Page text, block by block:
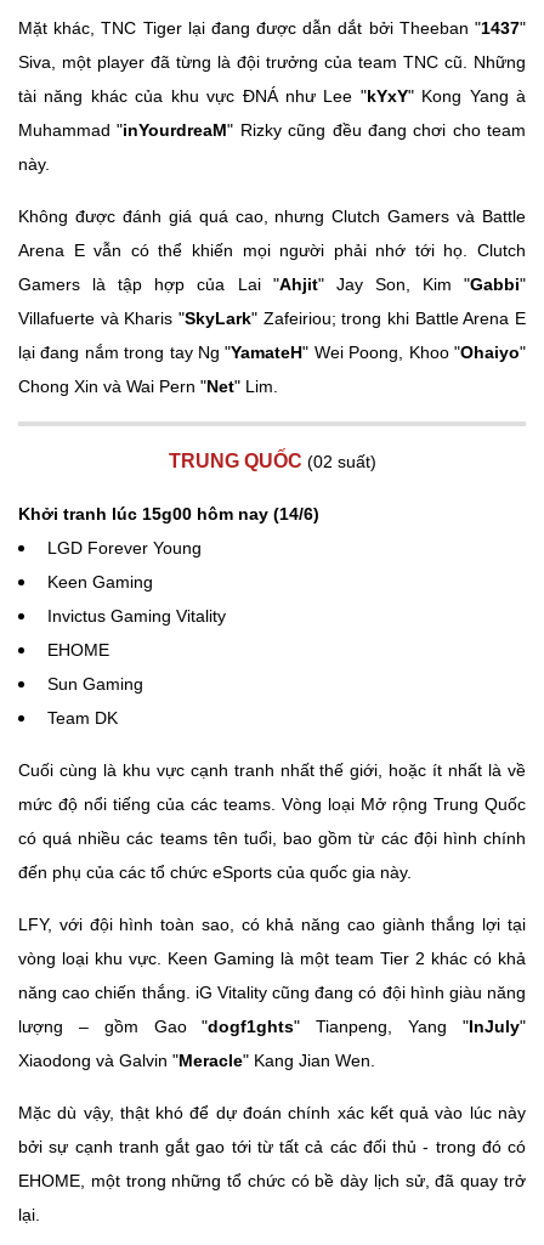
Mặt khác, TNC Tiger lại đang được dẫn dắt bởi Theeban "1437"
Siva, một player đã từng là đội trưởng của team TNC cũ. Những
tài năng khác của khu vực ĐNÁ như Lee "kYxY" Kong Yang à
Muhammad "inYourdreaM" Rizky cũng đều đang chơi cho team
này.
Không được đánh giá quá cao, nhưng Clutch Gamers và Battle
Arena E vẫn có thể khiến mọi người phải nhớ tới họ. Clutch
Gamers là tập hợp của Lai "Ahjit" Jay Son, Kim "Gabbi"
Villafuerte và Kharis "SkyLark" Zafeiriou; trong khi Battle Arena E
lại đang nắm trong tay Ng "YamateH" Wei Poong, Khoo "Ohaiyo"
Chong Xin và Wai Pern "Net" Lim.
TRUNG QUỐC (02 suất)
Khởi tranh lúc 15g00 hôm nay (14/6)
LGD Forever Young
Keen Gaming
Invictus Gaming Vitality
EHOME
Sun Gaming
Team DK
Cuối cùng là khu vực cạnh tranh nhất thế giới, hoặc ít nhất là về
mức độ nổi tiếng của các teams. Vòng loại Mở rộng Trung Quốc
có quá nhiều các teams tên tuổi, bao gồm từ các đội hình chính
đến phụ của các tổ chức eSports của quốc gia này.
LFY, với đội hình toàn sao, có khả năng cao giành thắng lợi tại
vòng loại khu vực. Keen Gaming là một team Tier 2 khác có khả
năng cao chiến thắng. iG Vitality cũng đang có đội hình giàu năng
lượng – gồm Gao "dogf1ghts" Tianpeng, Yang "InJuly"
Xiaodong và Galvin "Meracle" Kang Jian Wen.
Mặc dù vậy, thật khó để dự đoán chính xác kết quả vào lúc này
bởi sự cạnh tranh gắt gao tới từ tất cả các đối thủ - trong đó có
EHOME, một trong những tổ chức có bề dày lịch sử, đã quay trở
lại.